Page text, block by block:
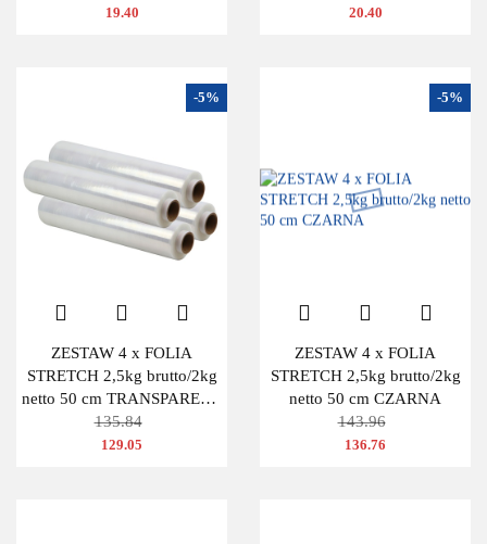
TRANSPARENTNA
19.40 20.40
ZESTAW 4 x FOLIA
STRETCH 2,5kg brutto/2kg
netto 50 cm TRANSPARENT
BEZBARWNA
135.84
-5%
129.05
ZESTAW 4 x FOLIA
STRETCH 2,5kg brutto/2kg
netto 50 cm CZARNA
143.96
-5%
136.76